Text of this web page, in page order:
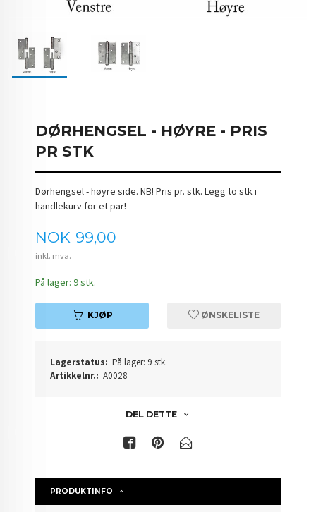
DØRHENGSEL - HØYRE - PRIS
PR STK
Dørhengsel - høyre side. NB! Pris pr. stk. Legg to stk i
handlekurv for et par!
Pris
NOK 99,00
inkl. mva.
På lager: 9 stk.
KJØP ØNSKELISTE
Lagerstatus: På lager: 9 stk.
Artikkelnr.: A0028
DEL DETTE
PRODUKTINFO